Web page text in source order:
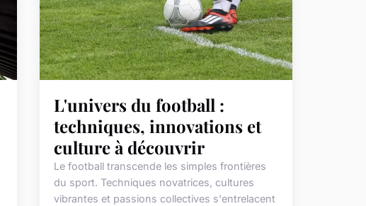
L'univers du football :
techniques, innovations et
culture à découvrir
Le football transcende les simples frontières
du sport. Techniques novatrices, cultures
vibrantes et passions collectives s'entrelacent